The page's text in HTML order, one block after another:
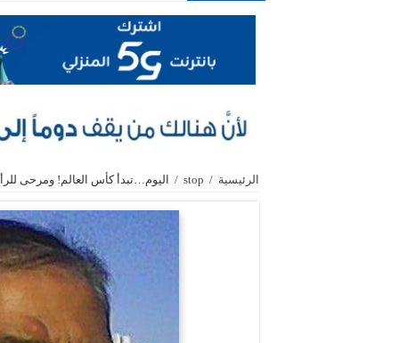
الرئيسية /
stop
/ اليوم…تبدأ كأس العالم! ومرحى